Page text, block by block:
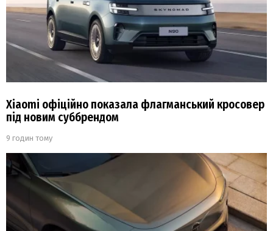
Xiaomi офіційно показала флагманський кросовер
під новим суббрендом
9 годин тому